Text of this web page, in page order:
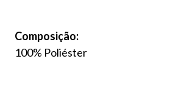
Composição:
100% Poliéster